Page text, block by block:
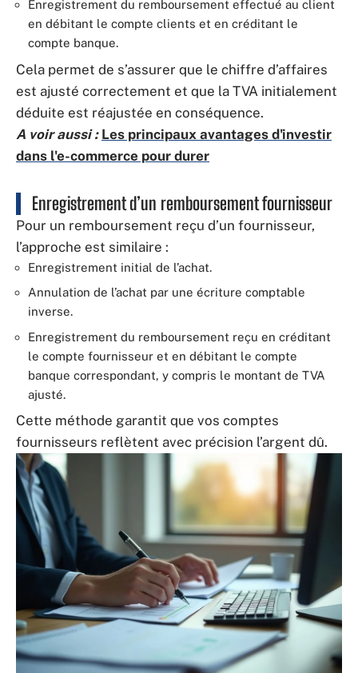
Enregistrement du remboursement effectué au client
en débitant le compte clients et en créditant le
compte banque.
Cela permet de s’assurer que le chiffre d’affaires
est ajusté correctement et que la TVA initialement
déduite est réajustée en conséquence.
A voir aussi : Les principaux avantages d'investir
dans l'e-commerce pour durer
Enregistrement d’un remboursement fournisseur
Pour un remboursement reçu d’un fournisseur,
l’approche est similaire :
Enregistrement initial de l’achat.
Annulation de l’achat par une écriture comptable
inverse.
Enregistrement du remboursement reçu en créditant
le compte fournisseur et en débitant le compte
banque correspondant, y compris le montant de TVA
ajusté.
Cette méthode garantit que vos comptes
fournisseurs reflètent avec précision l’argent dû.